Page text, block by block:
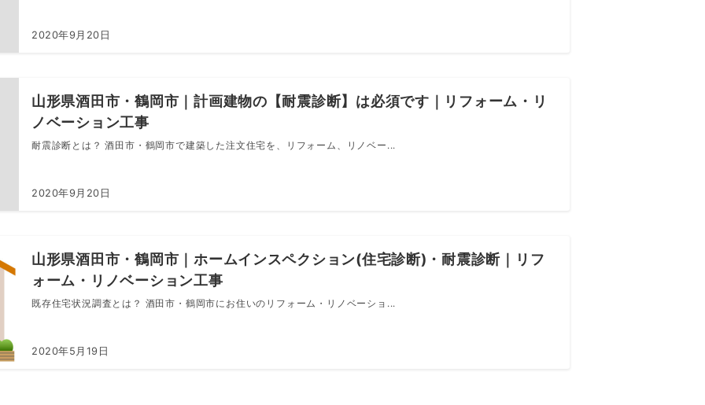
2020年9月20日
山形県酒田市・鶴岡市｜計画建物の【耐震診断】は必須です｜リフォーム・リ
ノベーション工事
耐震診断とは？ 酒田市・鶴岡市で建築した注文住宅を、リフォーム、リノベー...
2020年9月20日
山形県酒田市・鶴岡市｜ホームインスペクション(住宅診断)・耐震診断｜リフ
ォーム・リノベーション工事
既存住宅状況調査とは？ 酒田市・鶴岡市にお住いのリフォーム・リノベーショ...
2020年5月19日